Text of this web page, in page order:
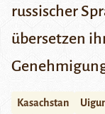
russischer
übersetzen
Kasachstan